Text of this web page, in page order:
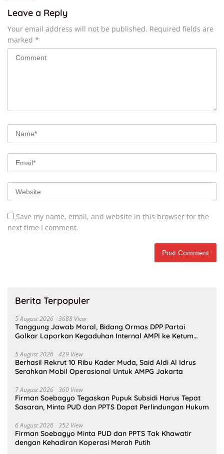
Leave a Reply
Your email address will not be published. Required fields are
marked *
Save my name, email, and website in this browser for the
next time I comment.
Berita Terpopuler
5 August 2026 3688 View
Tanggung Jawab Moral, Bidang Ormas DPP Partai
Golkar Laporkan Kegaduhan Internal AMPI ke Ketum
5 August 2026 429 View
Berhasil Rekrut 10 Ribu Kader Muda, Said Aldi Al Idrus
Serahkan Mobil Operasional Untuk AMPG Jakarta
7 August 2026 360 View
Firman Soebagyo Tegaskan Pupuk Subsidi Harus Tepat
Sasaran, Minta PUD dan PPTS Dapat Perlindungan Hukum
6 August 2026 352 View
Firman Soebagyo Minta PUD dan PPTS Tak Khawatir
dengan Kehadiran Koperasi Merah Putih